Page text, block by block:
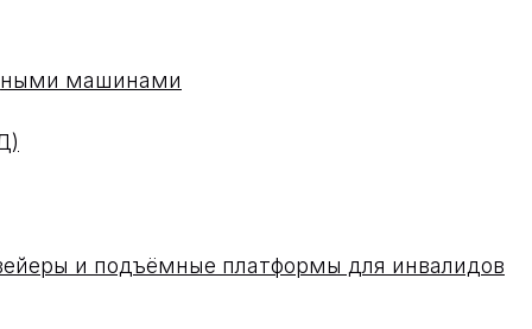
машинами
и подъёмные платформы для инвалидов